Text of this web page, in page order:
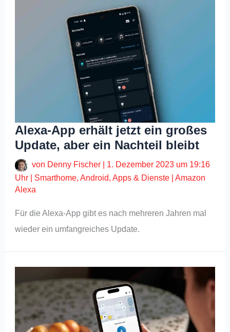
Alexa-App erhält jetzt ein großes
Update, aber ein Nachteil bleibt
von Denny Fischer
1. Dezember 2023 um 19:16
Uhr
Smarthome,Android,Apps & Dienste |Amazon
Alexa
Für die Alexa-App gibt es nach mehreren Jahren mal
wieder ein umfangreiches Update.